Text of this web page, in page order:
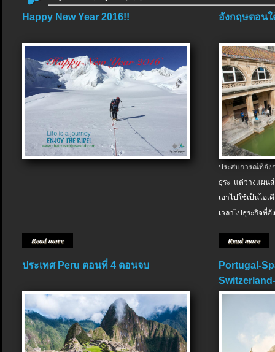
Happy New Year 2016!!
Read more
อังกฤษตอนใ
ประสบการณ์ที่อัง
ธุระ แต่วางแผน
เอาไปใช้เป็นไอ
เวลาไปธุระกิจที่อั
Read more
ประเทศ Peru ตอนที่ 4 ตอนจบ
Portugal-